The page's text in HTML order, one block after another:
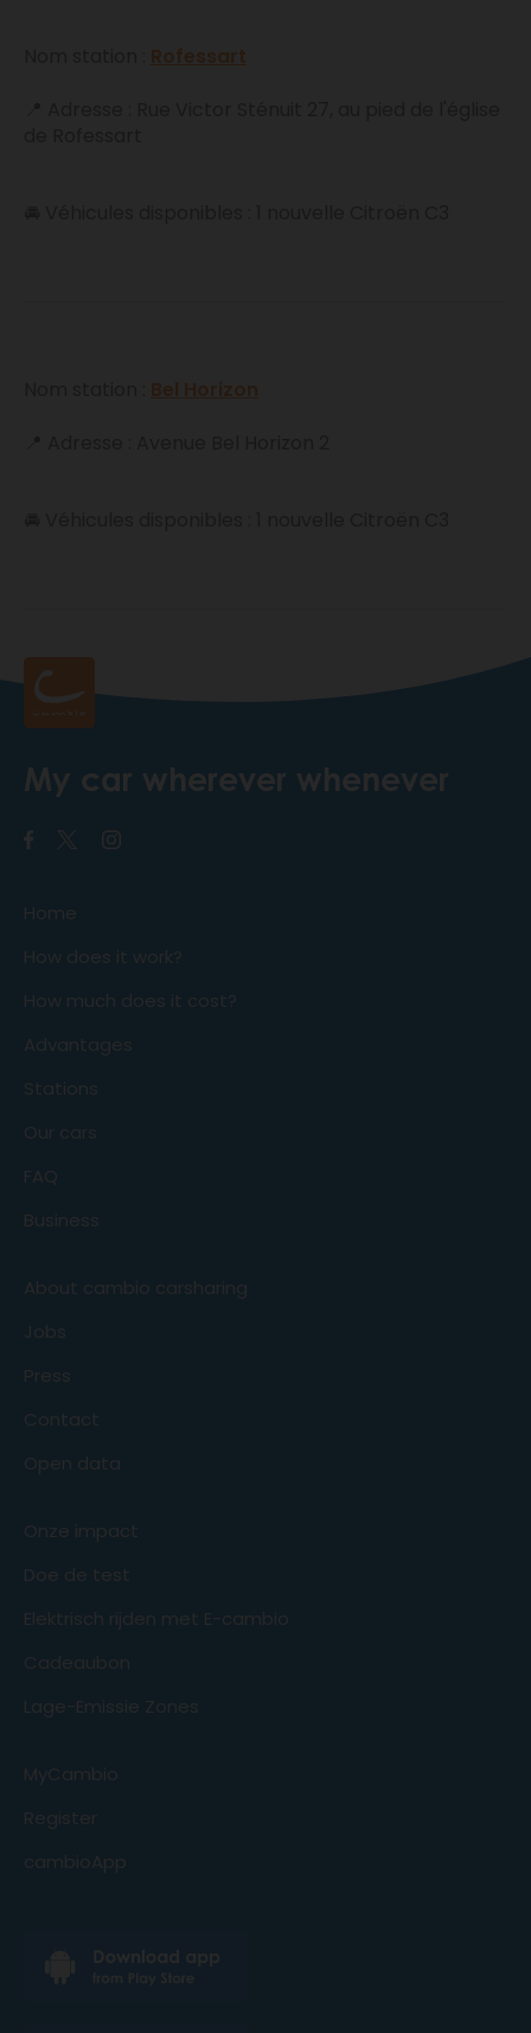
Rofessart
Bel Horizon
My car wherever whenever
Home
How does it work?
How much does it cost?
Advantages
Stations
Our cars
FAQ
Business
About cambio carsharing
Jobs
Press
Contact
Open data
Onze impact
Doe de test
Elektrisch rijden met E-cambio
Cadeaubon
Lage-Emissie Zones
MyCambio
Register
cambioApp